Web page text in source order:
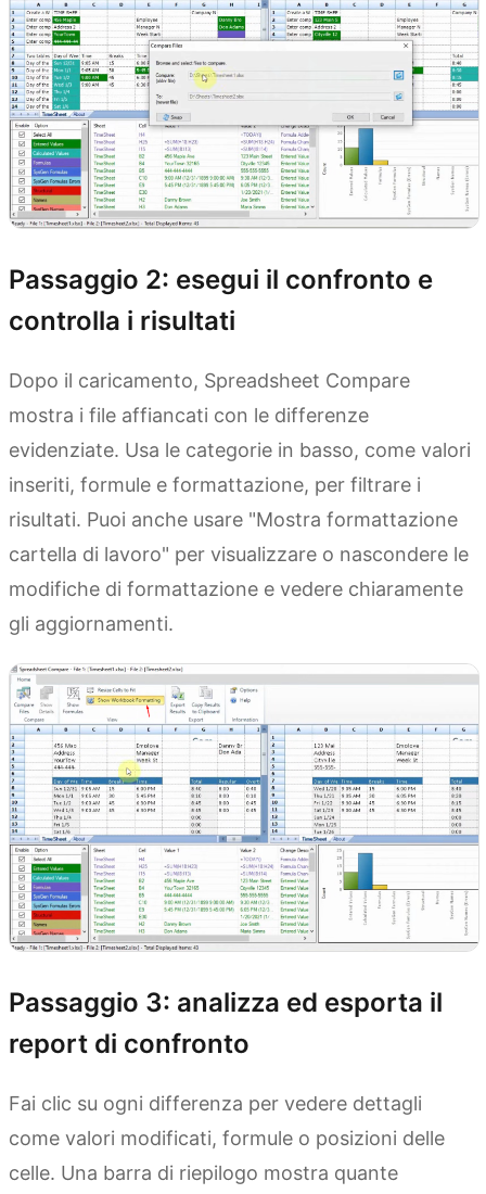
Passaggio 2: esegui il confronto e
controlla i risultati
Dopo il caricamento, Spreadsheet Compare
mostra i file affiancati con le differenze
evidenziate. Usa le categorie in basso, come valori
inseriti, formule e formattazione, per filtrare i
risultati. Puoi anche usare "Mostra formattazione
cartella di lavoro" per visualizzare o nascondere le
modifiche di formattazione e vedere chiaramente
gli aggiornamenti.
Passaggio 3: analizza ed esporta il
report di confronto
Fai clic su ogni differenza per vedere dettagli
come valori modificati, formule o posizioni delle
celle. Una barra di riepilogo mostra quante